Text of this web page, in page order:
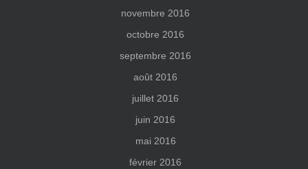
novembre 2016
octobre 2016
septembre 2016
août 2016
juillet 2016
juin 2016
mai 2016
février 2016